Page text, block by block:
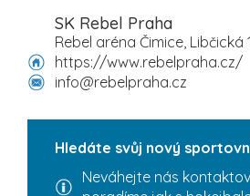
SK Rebel Praha
Rebel aréna Čimice, Libčická
https://www.rebelpraha.cz/
info@rebelpraha.cz
Hledáte svůj nový
Neváhejte nás